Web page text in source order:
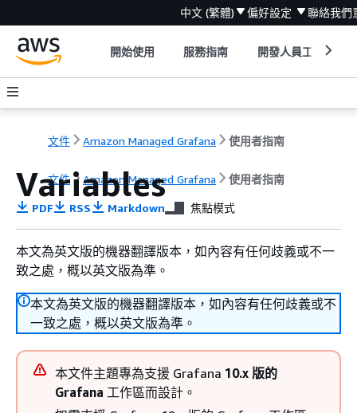
中文 (繁體) 偏好設定 聯絡我們
開始使用 服務指南 開發人員工具
文件 Amazon Managed Grafana 使用者指南
文件 Amazon Managed Grafana 使用者指南
Variables
PDF RSS Markdown 焦點模式
本文為英文版的機器翻譯版本，如內容有任何歧義或不一
致之處，概以英文版為準。
本文為英文版的機器翻譯版本，如內容有任何歧義或不
一致之處，概以英文版為準。
本文件主題專為支援 Grafana 10.x 版的
Grafana 工作區而設計。